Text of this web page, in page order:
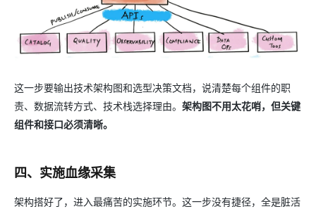
这一步要输出技术架构图和选型决策文档，说清楚每个组件的职
责、数据流转方式、技术栈选择理由。 架构图不用太花哨，但关键
组件和接口必须清晰。
四、实施血缘采集
架构搭好了，进入最痛苦的实施环节。这一步没有捷径，全是脏活